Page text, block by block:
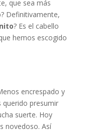
que sea más
Definitivamente,
? Es el cabello
hemos escogido
encrespado y
querido presumir
suerte. Hoy
novedoso. Así